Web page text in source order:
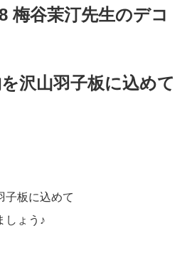
梅谷茉汀先生のデコ
沢山羽子板に込めて
子板に込めて
しょう♪